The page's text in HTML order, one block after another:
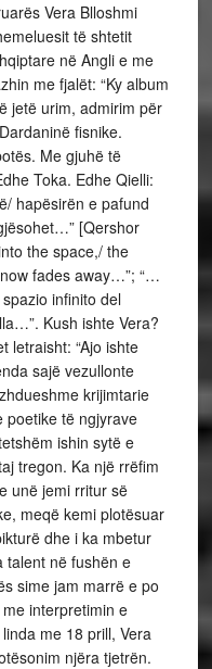
Vera Blloshmi
të shtetit
në Angli e me
me fjalët: “Ky album
jetë urim, admirim për
fisnike.
Me gjuhë të
Toka. Edhe Qielli:
hapësirën e pafund
[Qershor
the space,/ the
fades away…”; “…
infinito del
Kush ishte Vera?
letraisht: “Ajo ishte
sajë vezullonte
krijimtarie
poetike të ngjyrave
ishin sytë e
tregon. Ka një rrëfim
unë jemi rritur së
meqë kemi plotësuar
dhe i ka mbetur
talent në fushën e
sime jam marrë e po
interpretimin e
me 18 prill, Vera
njëra tjetrën.